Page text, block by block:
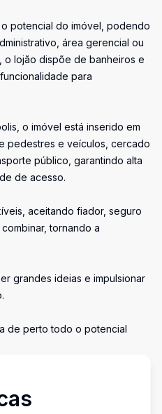
o potencial do imóvel, podendo
área gerencial ou
o lojão dispõe de banheiros e
para
o imóvel está inserido em
pedestres e veículos, cercado
público, garantindo alta
de acesso.
aceitando fiador, seguro
tornando a
grandes ideias e impulsionar
de perto todo o potencial